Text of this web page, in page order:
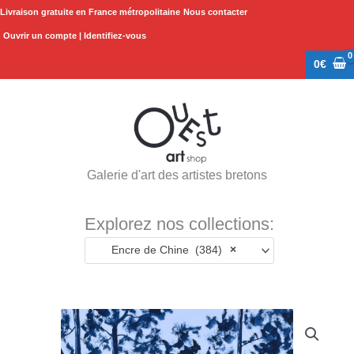
Aller
Livraison gratuite en France métropolitaine Nous contacter
Ouvrir un compte | Identifiez-vous
0€
Galerie d'art des artistes bretons
Explorez nos collections:
×
Encre de Chine (384)